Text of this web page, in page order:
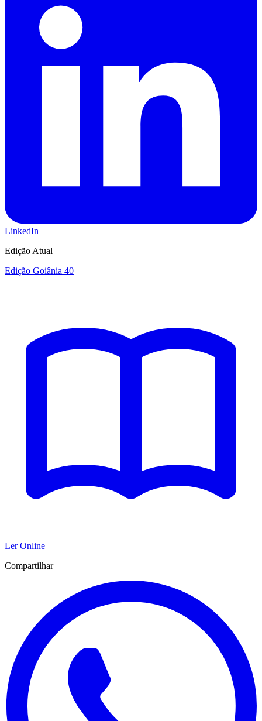
LinkedIn
Edição Atual
Edição Goiânia 40
Ler Online
Compartilhar